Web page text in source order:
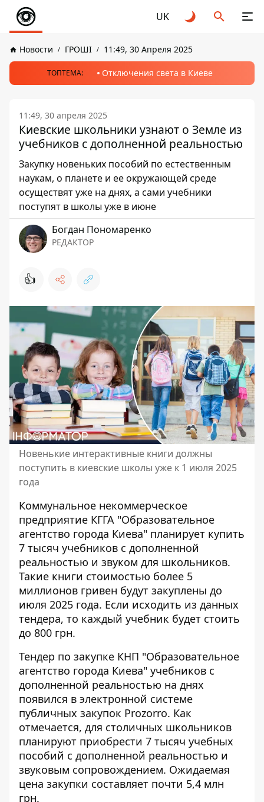
UK
Новости ГРОШІ 11:49, 30 Апреля 2025
ТОПТЕМА: Отключения света в Киеве
11:49, 30 апреля 2025
Киевские школьники узнают о Земле из
учебников с дополненной реальностью
Закупку новеньких пособий по естественным
наукам, о планете и ее окружающей среде
осуществят уже на днях, а сами учебники
поступят в школы уже в июне
Богдан Пономаренко
РЕДАКТОР
👍
Новенькие интерактивные книги должны
поступить в киевские школы уже к 1 июля 2025
года
Коммунальное некоммерческое
предприятие КГГА "Образовательное
агентство города Киева" планирует купить
7 тысяч учебников с дополненной
реальностью и звуком для школьников.
Такие книги стоимостью более 5
миллионов гривен будут закуплены до
июля 2025 года. Если исходить из данных
тендера, то каждый учебник будет стоить
до 800 грн.
Тендер по закупке КНП "Образовательное
агентство города Киева" учебников с
дополненной реальностью на днях
появился в электронной системе
публичных закупок Prozorro. Как
отмечается, для столичных школьников
планируют приобрести 7 тысяч учебных
пособий с дополненной реальностью и
звуковым сопровождением. Ожидаемая
цена закупки составляет почти 5,4 млн
грн.